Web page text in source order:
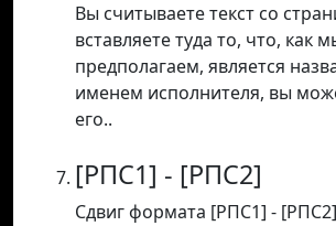
Вы считываете текст со
вставляете туда то, что, как
предполагаем, является
именем исполнителя, вы
его..
[РПС1] - [РПС2]
Сдвиг формата [РПС1] -